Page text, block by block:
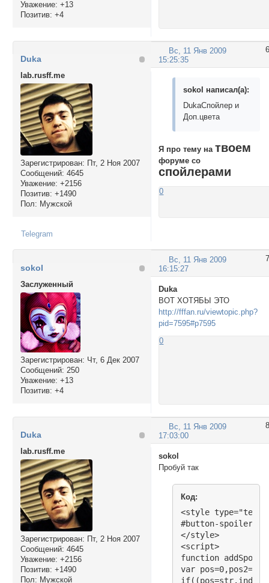
Уважение: +13
Позитив: +4
6
Вс, 11 Янв 2009
15:25:35
Duka
lab.rusff.me
Зарегистрирован: Пт, 2 Ноя 2007
Сообщений: 4645
Уважение: +2156
Позитив: +1490
Пол: Мужской
sokol написал(а):
DukaСпойлер и
Доп.цвета
Я про тему натвоем
форуме со
спойлерами
0
Telegram
7
Вс, 11 Янв 2009
16:15:27
sokol
Заслуженный
Зарегистрирован: Чт, 6 Дек 2007
Сообщений: 250
Уважение: +13
Позитив: +4
Duka
ВОТ ХОТЯБЫ ЭТО
http://fffan.ru/viewtopic.php?
pid=7595#p7595
0
8
Вс, 11 Янв 2009
17:03:00
Duka
lab.rusff.me
Зарегистрирован: Пт, 2 Ноя 2007
Сообщений: 4645
Уважение: +2156
Позитив: +1490
Пол: Мужской
sokol
Пробуй так
Код:
<style type="text/
#button-spoiler
</style>
<script>
function
var